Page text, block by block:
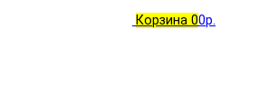
Корзина 00р.